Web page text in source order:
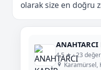
olarak size en doğru
4,5 ★ · 23
Karamürsel,